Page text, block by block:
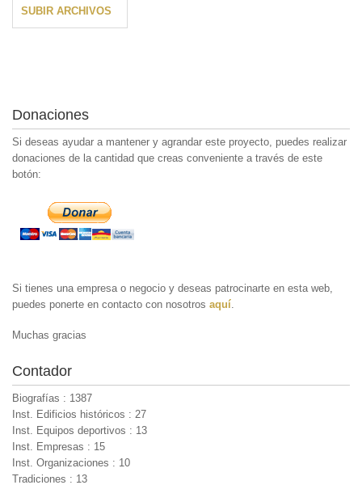
SUBIR ARCHIVOS
Donaciones
Si deseas ayudar a mantener y agrandar este proyecto, puedes realizar
donaciones de la cantidad que creas conveniente a través de este
botón:
Si tienes una empresa o negocio y deseas patrocinarte en esta web,
puedes ponerte en contacto con nosotros aquí
Muchas gracias
Contador
Biografías : 1387
Inst. Edificios históricos : 27
Inst. Equipos deportivos : 13
Inst. Empresas : 15
Inst. Organizaciones : 10
Tradiciones : 13